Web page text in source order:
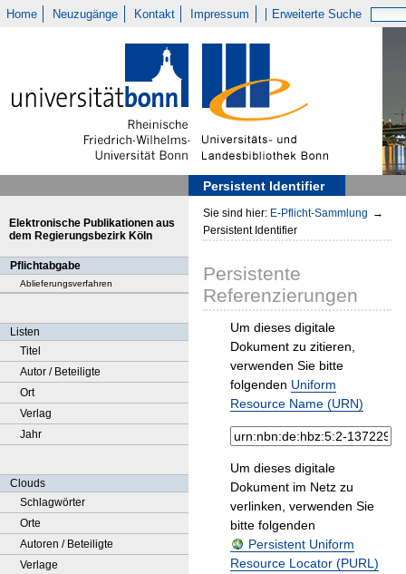
Home Neuzugänge Kontakt Impressum Erweiterte Suche
Persistent Identifier
Elektronische Publikationen aus
dem Regierungsbezirk Köln
Pflichtabgabe
Ablieferungsverfahren
Listen
Titel
Autor / Beteiligte
Ort
Verlag
Jahr
Clouds
Schlagwörter
Orte
Autoren / Beteiligte
Verlage
Sie sind hier: E-Pflicht-Sammlung →
Persistent Identifier
Persistente
Referenzierungen
Um dieses digitale
Dokument zu zitieren,
verwenden Sie bitte
folgenden Uniform
Resource Name (URN)
Um dieses digitale
Dokument im Netz zu
verlinken, verwenden Sie
bitte folgenden
Persistent Uniform
Resource Locator (PURL)